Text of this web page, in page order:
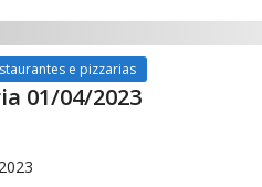
e pizzarias
01/04/2023